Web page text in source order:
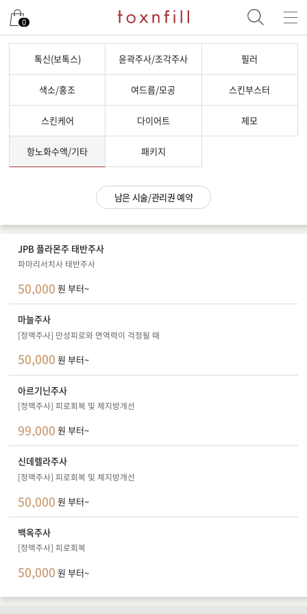
0
톡신(보톡스) 윤곽주사/조각주사 필러
색소/홍조 여드름/모공 스킨부스터
스킨케어 다이어트 제모
항노화수액/기타 패키지
남은 시술/관리권 예약
JPB 플라몬주 태반주사
파마리서치사 태반주사
50,000 원 부터~
마늘주사
[정맥주사] 만성피로와 면역력이 걱정될 때
50,000 원 부터~
아르기닌주사
[정맥주사] 피로회복 및 체지방개선
99,000 원 부터~
신데렐라주사
[정맥주사] 피로회복 및 체지방개선
50,000 원 부터~
백옥주사
[정맥주사] 피로회복
50,000 원 부터~
남은 시술/관리권 예약
남은 시술/관리권 종류 선택
[剩余治疗/护理券] 色素
[剩余治疗/护理券] 脱毛
[剩余治疗/护理券] 祛痘/毛孔
[剩余治疗/护理券] 皮肤增强剂
[剩余治疗/护理券] 皮肤护理
[剩余治疗/护理券] 其他